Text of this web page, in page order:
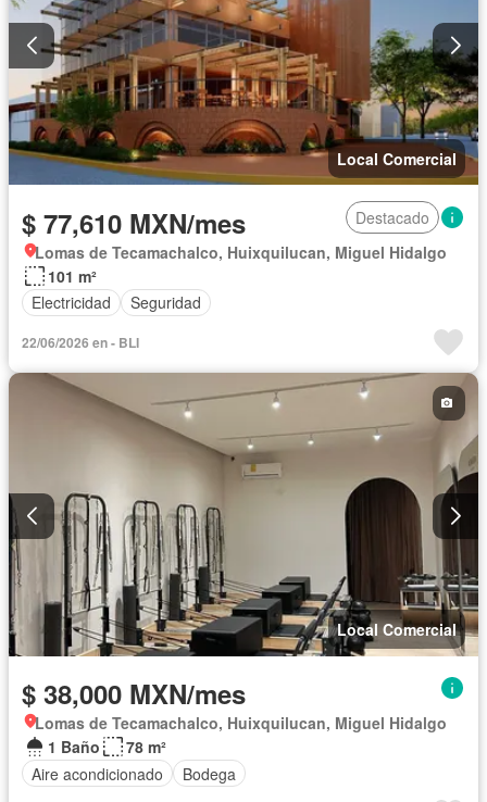
Local Comercial
$ 77,610 MXN/mes
Destacado
Lomas de Tecamachalco, Huixquilucan, Miguel Hidalgo
101 m²
Electricidad
Seguridad
22/06/2026 en - BLI
Local Comercial
$ 38,000 MXN/mes
Lomas de Tecamachalco, Huixquilucan, Miguel Hidalgo
1 Baño
78 m²
Aire acondicionado
Bodega